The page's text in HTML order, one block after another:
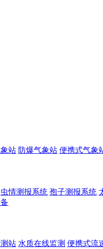
站 防爆气象站 便携式气象
虫情测报系统 孢子测报系统
站 水质在线监测 便携式流